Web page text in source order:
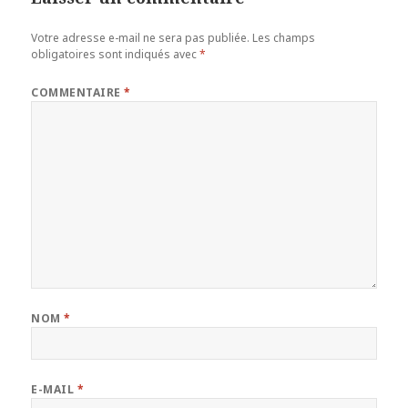
Votre adresse e-mail ne sera pas publiée. Les champs
obligatoires sont indiqués avec*
COMMENTAIRE*
NOM*
E-MAIL *